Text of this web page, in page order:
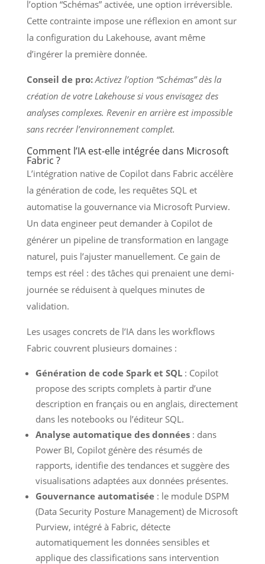
l’option “Schémas” activée, une option irréversible.
Cette contrainte impose une réflexion en amont sur
la configuration du Lakehouse, avant même
d’ingérer la première donnée.
Conseil de pro: Activez l’option “Schémas” dès la
création de votre Lakehouse si vous envisagez des
analyses complexes. Revenir en arrière est impossible
sans recréer l’environnement complet.
Comment l’IA est-elle intégrée dans Microsoft
Fabric ?
L’intégration native de Copilot dans Fabric accélère
la génération de code, les requêtes SQL et
automatise la gouvernance via Microsoft Purview.
Un data engineer peut demander à Copilot de
générer un pipeline de transformation en langage
naturel, puis l’ajuster manuellement. Ce gain de
temps est réel : des tâches qui prenaient une demi-
journée se réduisent à quelques minutes de
validation.
Les usages concrets de l’IA dans les workflows
Fabric couvrent plusieurs domaines :
Génération de code Spark et SQL: Copilot
propose des scripts complets à partir d’une
description en français ou en anglais, directement
dans les notebooks ou l’éditeur SQL.
Analyse automatique des données: dans
Power BI, Copilot génère des résumés de
rapports, identifie des tendances et suggère des
visualisations adaptées aux données présentes.
Gouvernance automatisée: le module DSPM
(Data Security Posture Management) de Microsoft
Purview, intégré à Fabric, détecte
automatiquement les données sensibles et
applique des classifications sans intervention